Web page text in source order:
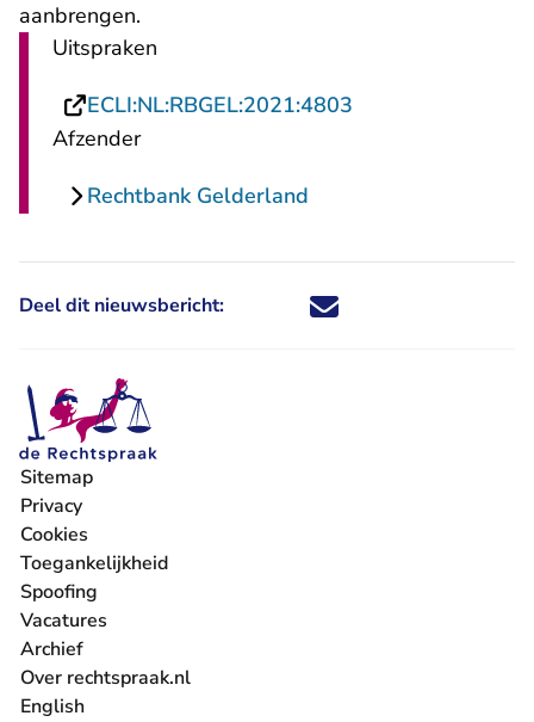
aanbrengen.
Uitspraken
ECLI:NL:RBGEL:2021:4803
Afzender
Rechtbank Gelderland
Deel dit nieuwsbericht: Deel dit nieuwsbericht via X -
Deel dit nieuwsbericht via
Deel dit nieuwsbericht
Deel dit
Sitemap
Privacy
Cookies
Toegankelijkheid
Spoofing
Vacatures
- U verlaat Rechtspraak.nl
Archief
Over rechtspraak.nl
English